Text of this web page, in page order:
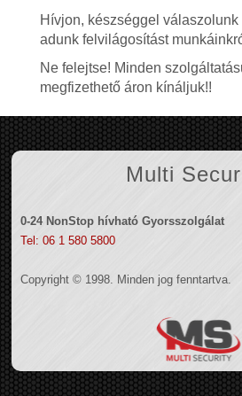
Hívjon, készséggel
adunk felvilágosítást
Ne felejtse! Minden
megfizethető áron kínáljuk!!
Multi
0-24 NonStop hívható Gyorsszolgálat
Tel: 06 1 580 5800
Copyright © 1998. Minden jog fenntartva.